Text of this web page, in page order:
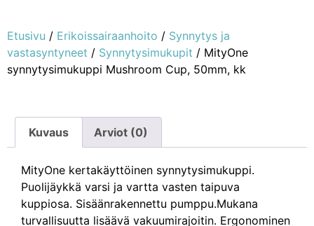
Etusivu / Erikoissairaanhoito / Synnytys ja
vastasyntyneet / Synnytysimukupit / MityOne
synnytysimukuppi Mushroom Cup, 50mm, kk
Kuvaus Arviot (0)
MityOne kertakäyttöinen synnytysimukuppi.
Puolijäykkä varsi ja vartta vasten taipuva
kuppiosa. Sisäänrakennettu pumppu.Mukana
turvallisuutta lisäävä vakuumirajoitin. Ergonominen